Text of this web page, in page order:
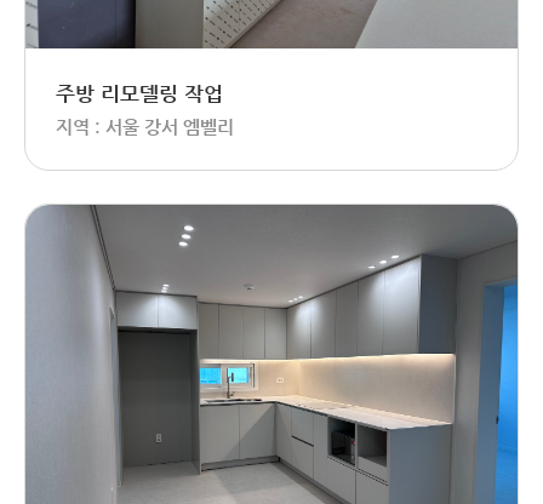
주방 리모델링 작업
지역 : 서울 강서 엠벨리